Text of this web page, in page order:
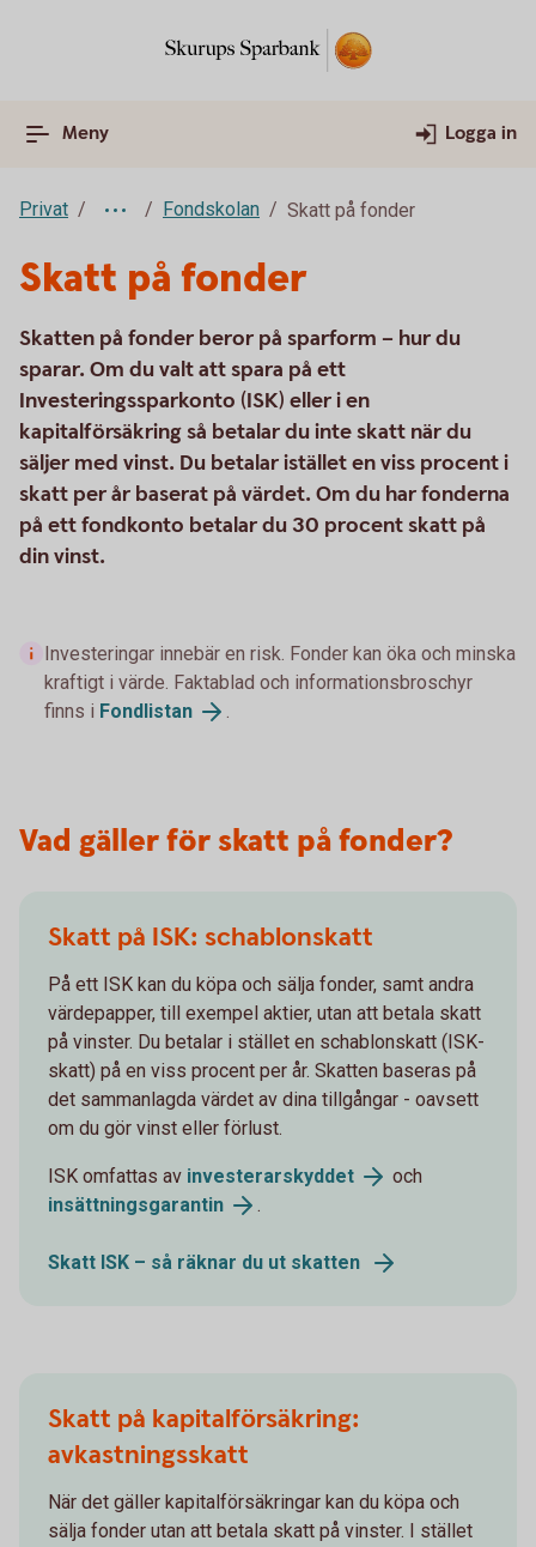
Meny Logga in
Privat Fondskolan Skatt på fonder
Skatt på fonder
Skatten på fonder beror på sparform – hur du
sparar. Om du valt att spara på ett
Investeringssparkonto (ISK) eller i en
kapitalförsäkring så betalar du inte skatt när du
säljer med vinst. Du betalar istället en viss procent i
skatt per år baserat på värdet. Om du har fonderna
på ett fondkonto betalar du 30 procent skatt på
din vinst.
Investeringar innebär en risk. Fonder kan öka och minska
kraftigt i värde. Faktablad och informationsbroschyr
finns i Fondlistan .
Vad gäller för skatt på fonder?
Skatt på ISK: schablonskatt
På ett ISK kan du köpa och sälja fonder, samt andra
värdepapper, till exempel aktier, utan att betala skatt
på vinster. Du betalar i stället en schablonskatt (ISK-
skatt) på en viss procent per år. Skatten baseras på
det sammanlagda värdet av dina tillgångar - oavsett
om du gör vinst eller förlust.
ISK omfattas av investerarskyddet
och
insättningsgarantin
.
Skatt ISK – så räknar du ut skatten
Skatt på kapitalförsäkring:
avkastningsskatt
När det gäller kapitalförsäkringar kan du köpa och
sälja fonder utan att betala skatt på vinster. I stället